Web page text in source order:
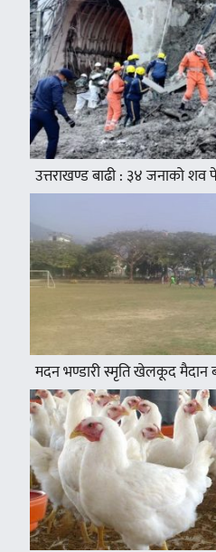
उत्तराखण्ड बाढी : ३४ जनाको शव
मदन भण्डारी स्मृति खेलकूद मैदान